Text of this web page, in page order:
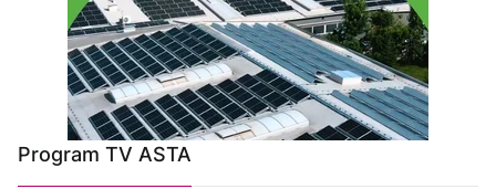
Program TV ASTA